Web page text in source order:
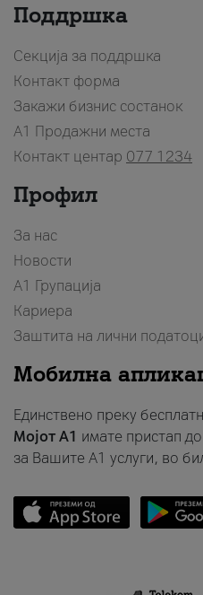
Поддршка
Секција за поддршка
Контакт форма
Закажи бизнис состанок
A1 Продажни места
Контакт центар 077 1234
Профил
За нас
Новости
А1 Групација
Кариера
Заштита на лични
Мобилна
Единствено преку
Мојот A1 имате пристап
за Вашите A1 услуги, во